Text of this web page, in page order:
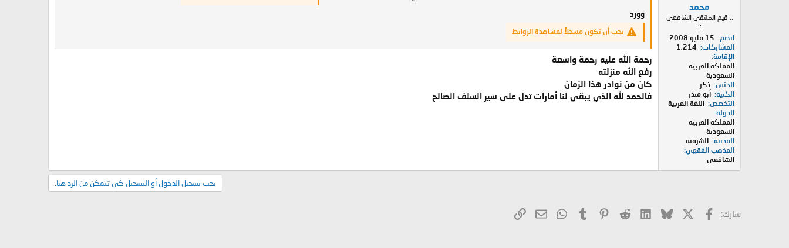
محمد
:: قيم الملتقى الشافعي
::
انضم
15 مايو 2008
المشاركات
1,214
الإقامة
المملكة العربية
السعودية
الجنس ذكر
الكنية أبو منذر
التخصص اللغة العربية
الدولة
المملكة العربية
السعودية
المدينة الشرقية
المذهب الفقهي
الشافعي
وورد
يجب أن تكون مسجلاً لمشاهدة الروابط
رحمة الله عليه رحمة واسعة
رفع الله منزلته
كان من نوادر هذا الزمان
فالحمد لله الذي يبقي لنا أمارات تدل على سير السلف الصالح
يجب تسجيل الدخول أو التسجيل كي تتمكن من الرد هنا.
شارك: فيسبوك Bluesky
LinkedIn
Reddit
Pinterest
Tumblr
WhatsAppالبريد الإلكتروني